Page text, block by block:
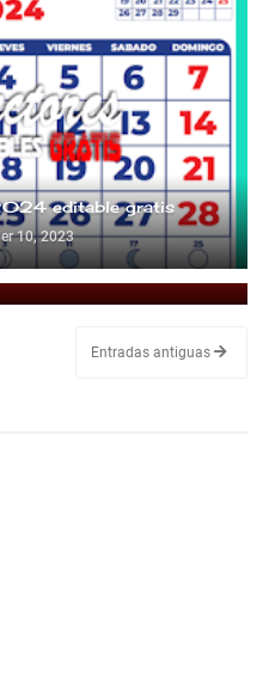
editable gratis
10, 2023bonitos por mes
14, 2021
Entradas antiguas